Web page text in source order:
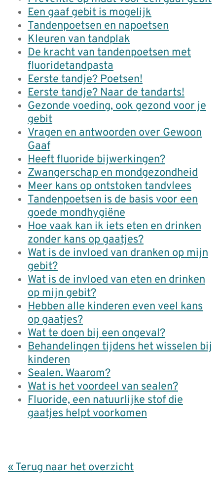
Een gaaf gebit is mogelijk
Tandenpoetsen en napoetsen
Kleuren van tandplak
De kracht van tandenpoetsen met
fluoridetandpasta
Eerste tandje? Poetsen!
Eerste tandje? Naar de tandarts!
Gezonde voeding, ook gezond voor je
gebit
Vragen en antwoorden over Gewoon
Gaaf
Heeft fluoride bijwerkingen?
Zwangerschap en mondgezondheid
Meer kans op ontstoken tandvlees
Tandenpoetsen is de basis voor een
goede mondhygiëne
Hoe vaak kan ik iets eten en drinken
zonder kans op gaatjes?
Wat is de invloed van dranken op mijn
gebit?
Wat is de invloed van eten en drinken
op mijn gebit?
Hebben alle kinderen even veel kans
op gaatjes?
Wat te doen bij een ongeval?
Behandelingen tijdens het wisselen bij
kinderen
Sealen. Waarom?
Wat is het voordeel van sealen?
Fluoride, een natuurlijke stof die
gaatjes helpt voorkomen
« Terug naar het overzicht